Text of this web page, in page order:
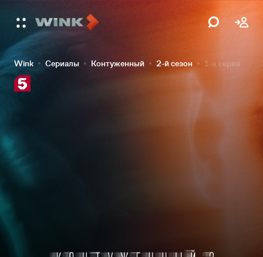
Wink Сериалы Контуженный 2-й сезон 1-я серия